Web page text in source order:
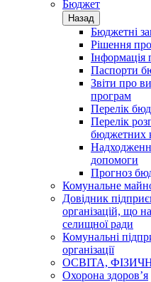
Бюджет
Назад
Бюджетні
Рішення
Паспорти
Звіти про
програм
Перелік
Перелік
бюджетних
допомоги
Прогноз
Комунальне
Довідник
організацій, що
селищної ради
Комунальні
організації
ОСВІТА,
Охорона здоров’я